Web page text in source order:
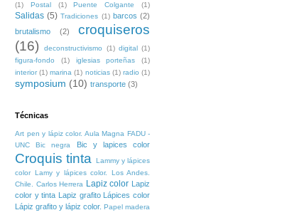
(1)
Postal (1) Puente Colgante (1)
Salidas (5) Tradiciones (1) barcos (2)
brutalismo
(2)
croquiseros
(16)
deconstructivismo (1) digital
(1)
figura-fondo
(1) iglesias porteñas
(1)
interior (1) marina (1) noticias (1) radio (1)
symposium (10) transporte (3)
Técnicas
Art pen y lápiz color. Aula Magna FADU -
UNC
Bic negra Bic y lapices color
Croquis tinta
Lammy y lápices
color
Lamy y lápices color. Los Andes.
Chile. Carlos Herrera Lapiz color
Lapiz
color y tinta
Lapiz grafito
Lápices color
Lápiz grafito y lápiz color. Papel madera